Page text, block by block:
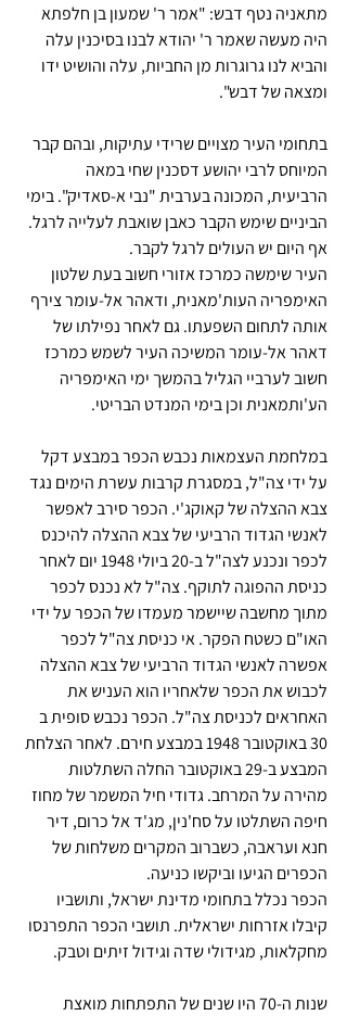
מתאניה נטף דבש: "אמר ר' שמעון בן חלפתא
היה מעשה שאמר ר' יהודא לבנו בסיכנין עלה
והביא לנו גרוגרות מן החביות, עלה והושיט ידו
ומצאה של דבש".
בתחומי העיר מצויים שרידי עתיקות, ובהם קבר
המיוחס לרבי יהושע דסכנין שחי במאה
הרביעית, המכונה בערבית "נבי א-סאדיק". בימי
הביניים שימש הקבר כאבן שואבת לעלייה לרגל.
אף היום יש העולים לרגל לקבר.
העיר שימשה כמרכז אזורי חשוב בעת שלטון
האימפריה העות'מאנית, ודאהר אל-עומר צירף
אותה לתחום השפעתו. גם לאחר נפילתו של
דאהר אל-עומר המשיכה העיר לשמש כמרכז
חשוב לערביי הגליל בהמשך ימי האימפריה
הע'ותמאנית וכן בימי המנדט הבריטי.
במלחמת העצמאות נכבש הכפר במבצע דקל
על ידי צה"ל, במסגרת קרבות עשרת הימים נגד
צבא ההצלה של קאוקג'י. הכפר סירב לאפשר
לאנשי הגדוד הרביעי של צבא ההצלה להיכנס
לכפר ונכנע לצה"ל ב-20 ביולי 1948 יום לאחר
כניסת ההפוגה לתוקף. צה"ל לא נכנס לכפר
מתוך מחשבה שיישמר מעמדו של הכפר על ידי
האו"ם כשטח הפקר. אי כניסת צה"ל לכפר
אפשרה לאנשי הגדוד הרביעי של צבא ההצלה
לכבוש את הכפר שלאחריו הוא העניש את
האחראים לכניסת צה"ל. הכפר נכבש סופית ב
30 באוקטובר 1948 במבצע חירם. לאחר הצלחת
המבצע ב-29 באוקטובר החלה השתלטות
מהירה על המרחב. גדודי חיל המשמר של מחוז
חיפה השתלטו על סח'נין, מג'ד אל כרום, דיר
חנא ועראבה, כשברוב המקרים משלחות של
הכפרים הגיעו וביקשו כניעה.
הכפר נכלל בתחומי מדינת ישראל, ותושביו
קיבלו אזרחות ישראלית. תושבי הכפר התפרנסו
מחקלאות, מגידולי שדה וגידול זיתים וטבק.
שנות ה-70 היו שנים של התפתחות מואצת